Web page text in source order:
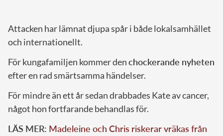
Attacken har lämnat djupa spår i både lokalsamhället
och internationellt.
För kungafamiljen kommer denchockerande nyheten
efter en rad smärtsamma händelser.
För mindre än ett år sedan drabbades Kate av cancer,
något hon fortfarande behandlas för.
LÄS MER: Madeleine och Chris riskerar vräkas från